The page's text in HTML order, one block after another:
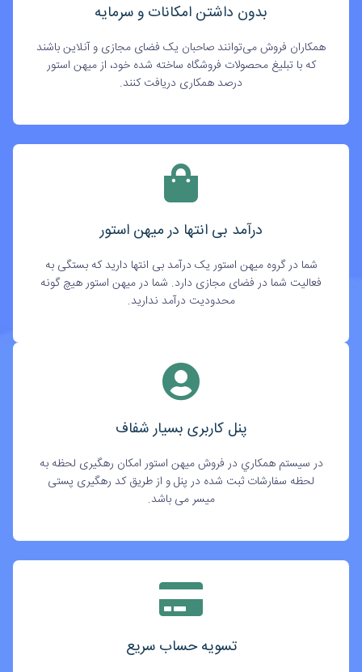
بدون داشتن امکانات و سرمایه
همکاران فروش می‌توانند صاحبان یک فضای مجازی و آنلاین باشند
که با تبلیغ محصولات فروشگاه ساخته شده خود، از میهن استور
درصد همکاری دریافت کنند.
درآمد بی انتها در میهن استور
شما در گروه میهن استور یک درآمد بی انتها دارید که بستگی به
فعالیت شما در فضای مجازی دارد. شما در میهن استور هیچ گونه
محدودیت درآمد ندارید.
پنل کاربری بسیار شفاف
در سيستم همکاري در فروش میهن استور امکان رهگیری لحظه به
لحظه سفارشات ثبت شده در پنل و از طریق کد رهگیری پستی
میسر می باشد.
تسویه حساب سریع